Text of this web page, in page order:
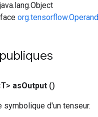
org.tensorflow.Operand
asOutput ()
symbolique d'un tenseur.